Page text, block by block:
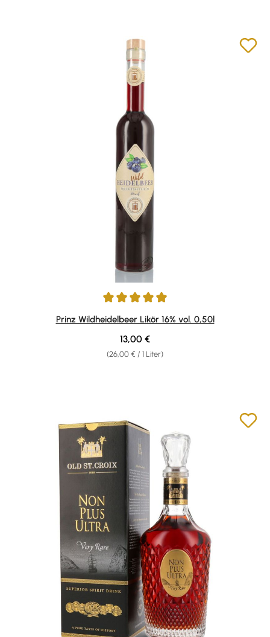
Durchschnittliche Bewertung von 4.89 von 5 Sternen
Prinz Wildheidelbeer Likör 16% vol. 0,50l
(26,00 € / 1 Liter)
Regulärer Preis:
13,00 €